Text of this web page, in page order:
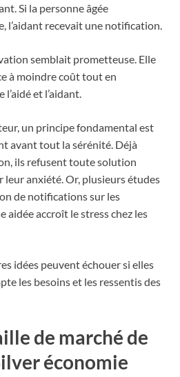
Si la personne âgée
l’aidant recevait une notification.
semblait prometteuse. Elle
à moindre coût tout en
et l’aidant.
un principe fondamental est
avant tout la sérénité. Déjà
ils refusent toute solution
leur anxiété. Or, plusieurs études
de notifications sur les
aidée accroît le stress chez les
idées peuvent échouer si elles
les besoins et les ressentis des
de marchéde
économie